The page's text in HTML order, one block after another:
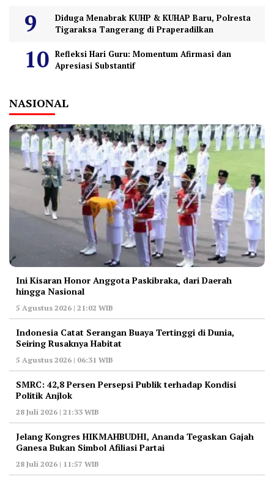
Diduga Menabrak KUHP & KUHAP Baru, Polresta
Tigaraksa Tangerang di Praperadilkan
Refleksi Hari Guru: Momentum Afirmasi dan
Apresiasi Substantif
NASIONAL
Ini Kisaran Honor Anggota Paskibraka, dari Daerah
hingga Nasional
5 Agustus 2026 | 21:02 WIB
Indonesia Catat Serangan Buaya Tertinggi di Dunia,
Seiring Rusaknya Habitat
5 Agustus 2026 | 06:31 WIB
‎SMRC: 42,8 Persen Persepsi Publik terhadap Kondisi
Politik Anjlok
28 Juli 2026 | 21:33 WIB
‎Jelang Kongres HIKMAHBUDHI, Ananda Tegaskan Gajah
Ganesa Bukan Simbol Afiliasi Partai
28 Juli 2026 | 11:57 WIB